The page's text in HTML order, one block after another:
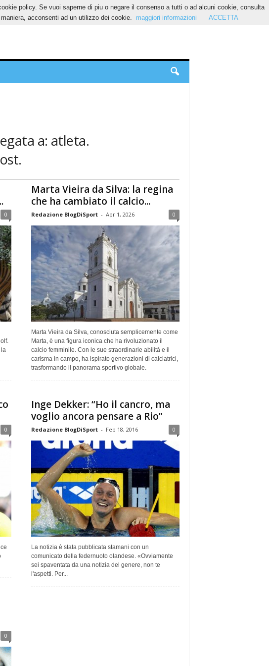
a: atleta.
0
Marta Vieira da Silva: la regina
che ha cambiato il calcio...
Redazione BlogDiSport - Apr 1, 2026 0
Marta Vieira da Silva, conosciuta semplicemente come
Marta, è una figura iconica che ha rivoluzionato il
calcio femminile. Con le sue straordinarie abilità e il
carisma in campo, ha ispirato generazioni di calciatrici,
trasformando il panorama sportivo globale.
0
Inge Dekker: “Ho il cancro, ma
voglio ancora pensare a Rio”
Redazione BlogDiSport - Feb 18, 2016 0
La notizia è stata pubblicata stamani con un
comunicato della federnuoto olandese. «Ovviamente
sei spaventata da una notizia del genere, non te
l'aspetti. Per...
0
policy. Se vuoi saperne di piu o negare il consenso a tutti o ad alcuni cookie, consulta
acconsenti ad un utilizzo dei cookie.
maggiori informazioni ACCETTA